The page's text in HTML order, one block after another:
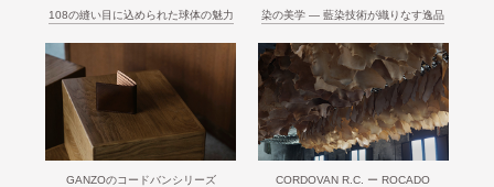
108の縫い目に込められた球体の魅力 染の美学 ― 藍染技術が織りなす逸品
GANZOのコードバンシリーズ
CORDOVAN R.C. ー ROCADO